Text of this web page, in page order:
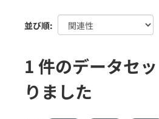
並び順
1 件のデータセ
りました